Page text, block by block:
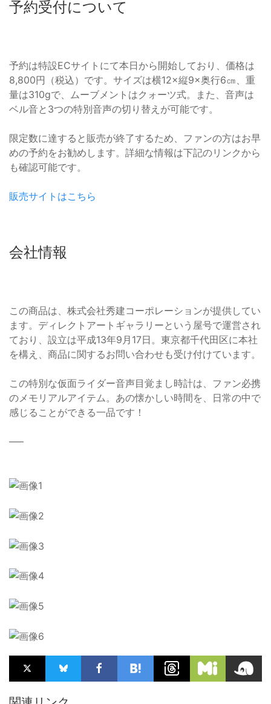
予約受付について
予約は特設ECサイトにて本日から開始しており、価格は
8,800円（税込）です。サイズは横12×縦9×奥行6㎝、重
量は310gで、ムーブメントはクォーツ式。また、音声は
ベル音と3つの特別音声の切り替えが可能です。
限定数に達すると販売が終了するため、ファンの方はお早
めの予約をお勧めします。詳細な情報は下記のリンクから
も確認可能です。
販売サイトはこちら
会社情報
この商品は、株式会社秀建コーポレーションが提供してい
ます。ディレクトアートギャラリーという屋号で運営され
ており、設立は平成13年9月17日。東京都千代田区に本社
を構え、商品に関するお問い合わせも受け付けています。
この特別な仮面ライダー音声目覚まし時計は、ファン必携
のメモリアルアイテム。あの懐かしい時間を、日常の中で
感じることができる一品です！
—–